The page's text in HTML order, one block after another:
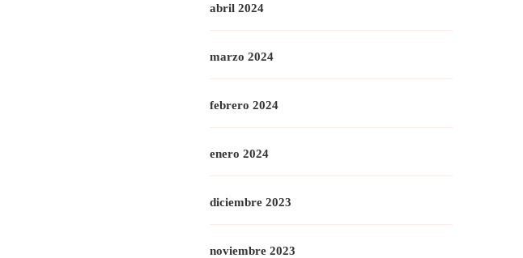
abril 2024
marzo 2024
febrero 2024
enero 2024
diciembre 2023
noviembre 2023